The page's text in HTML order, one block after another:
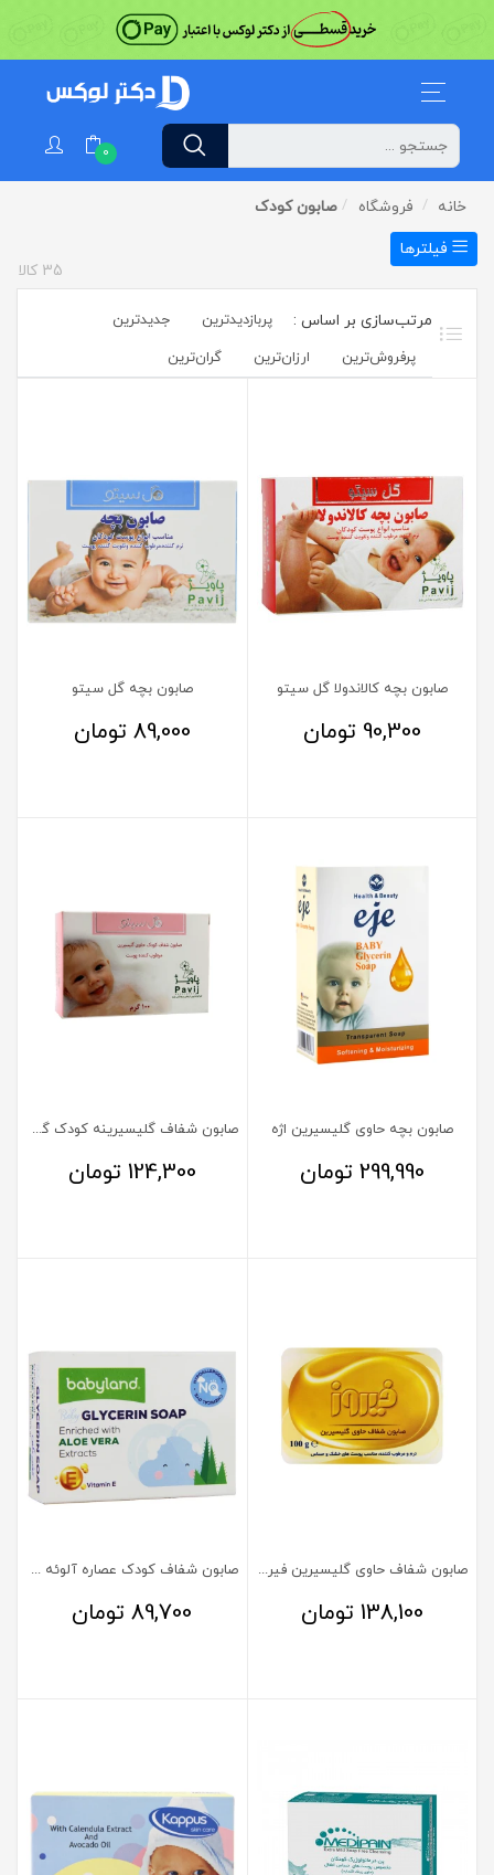
0
خانه فروشگاه
صابون کودک
فیلترها
35 کالا
پربازدیدترین
جدیدترین
پرفروش‌ترین‌
ارزان‌ترین گران‌ترین
صابون بچه کالاندولا گل سیتو
90,300 تومان
صابون بچه گل سیتو
89,000 تومان
صابون بچه حاوی گلیسیرین اژه
299,990 تومان
صابون شفاف گلیسیرینه کودک گل سیتو
124,300 تومان
صابون شفاف حاوی گلیسیرین فیروز 100 گرم
138,100 تومان
صابون شفاف کودک عصاره آلوئه ورا بی بی لند 100 گرم
89,700تومان